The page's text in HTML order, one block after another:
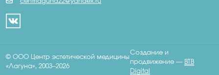
© ООО Центр эстетической медицины
«Лагуна», 2003–2026
Создание и
продвижение — BTB
Digital